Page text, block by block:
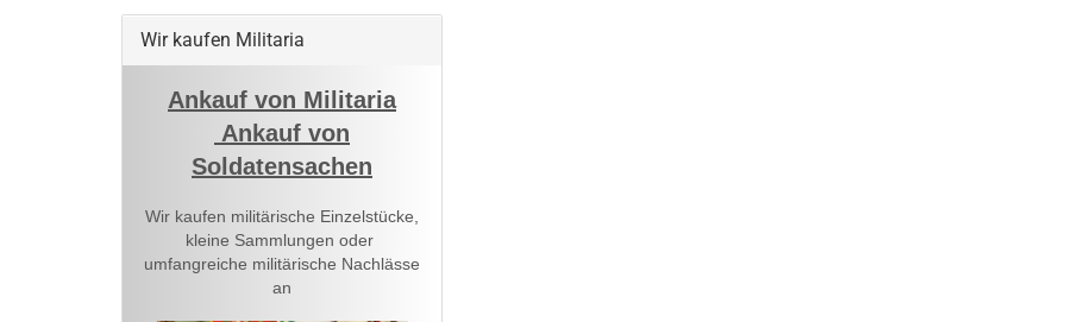
Wir kaufen Militaria
Ankauf von Militaria
Ankauf von
Soldatensachen
Wir kaufen militärische Einzelstücke,
kleine Sammlungen oder
umfangreiche militärische Nachlässe
an